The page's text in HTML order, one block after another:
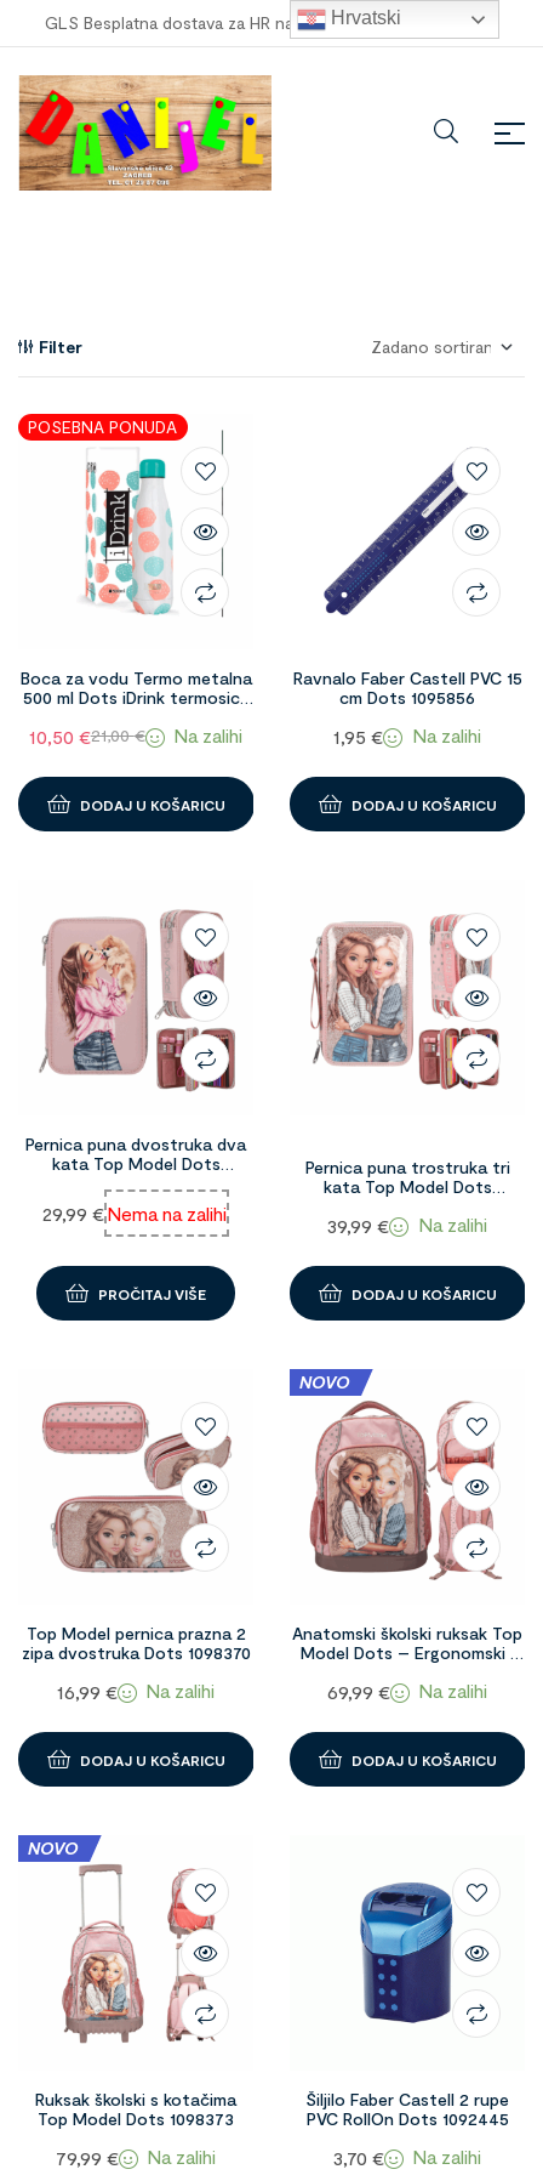
GLS Besplatna dostava za HR narudžbe veće od 100,00 €
Filter
POSEBNA PONUDA
Boca za vodu Termo metalna
500 ml Dots iDrink termosica
21,00€
10,50 € Na zalihi
DODAJ U KOŠARICU
Ravnalo Faber Castell PVC 15
cm Dots 1095856
1,95€ Na zalihi
DODAJ U KOŠARICU
Pernica puna dvostruka dva
kata Top Model Dots
29,99 €Nema na zalihi
PROČITAJ VIŠE
Pernica puna trostruka tri
kata Top Model Dots
39,99€ Na zalihi
DODAJ U KOŠARICU
Top Model pernica prazna 2
zipa dvostruka Dots 1098370
16,99 € Na zalihi
DODAJ U KOŠARICU
NOVO
Anatomski školski ruksak Top
Model Dots – Ergonomski i
69,99 € Na zalihi
DODAJ U KOŠARICU
NOVO
Ruksak školski s kotačima
Top Model Dots 1098373
79,99 € Na zalihi
Šiljilo Faber Castell 2 rupe
PVC RollOn Dots 1092445
3,70 € Na zalihi
Hrvatski